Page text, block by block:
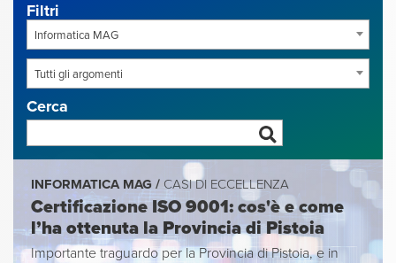
Filtri
Informatica MAG
Tutti gli argomenti
Cerca
INFORMATICA MAG / CASI DI ECCELLENZA
Certificazione ISO 9001: cos'è e come
l’ha ottenuta la Provincia di Pistoia
Importante traguardo per la Provincia di Pistoia, e in